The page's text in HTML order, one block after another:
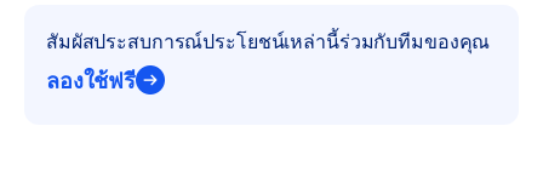
สัมผัสประสบการณ์ประโยชน์เหล่านี้ร่วมกับทีมของคุณ
ลองใช้ฟรี